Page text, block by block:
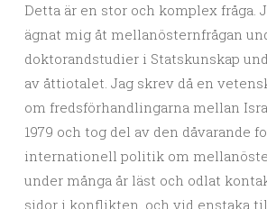
Detta är en stor och komplex fråga.
ägnat mig åt mellanösternfrågan
doktorandstudier i Statskunskap
av åttiotalet. Jag skrev då en
om fredsförhandlingarna mellan
1979 och tog del av den dåvarande
internationell politik om
under många år läst och odlat
sidor i konflikten, och vid enstaka